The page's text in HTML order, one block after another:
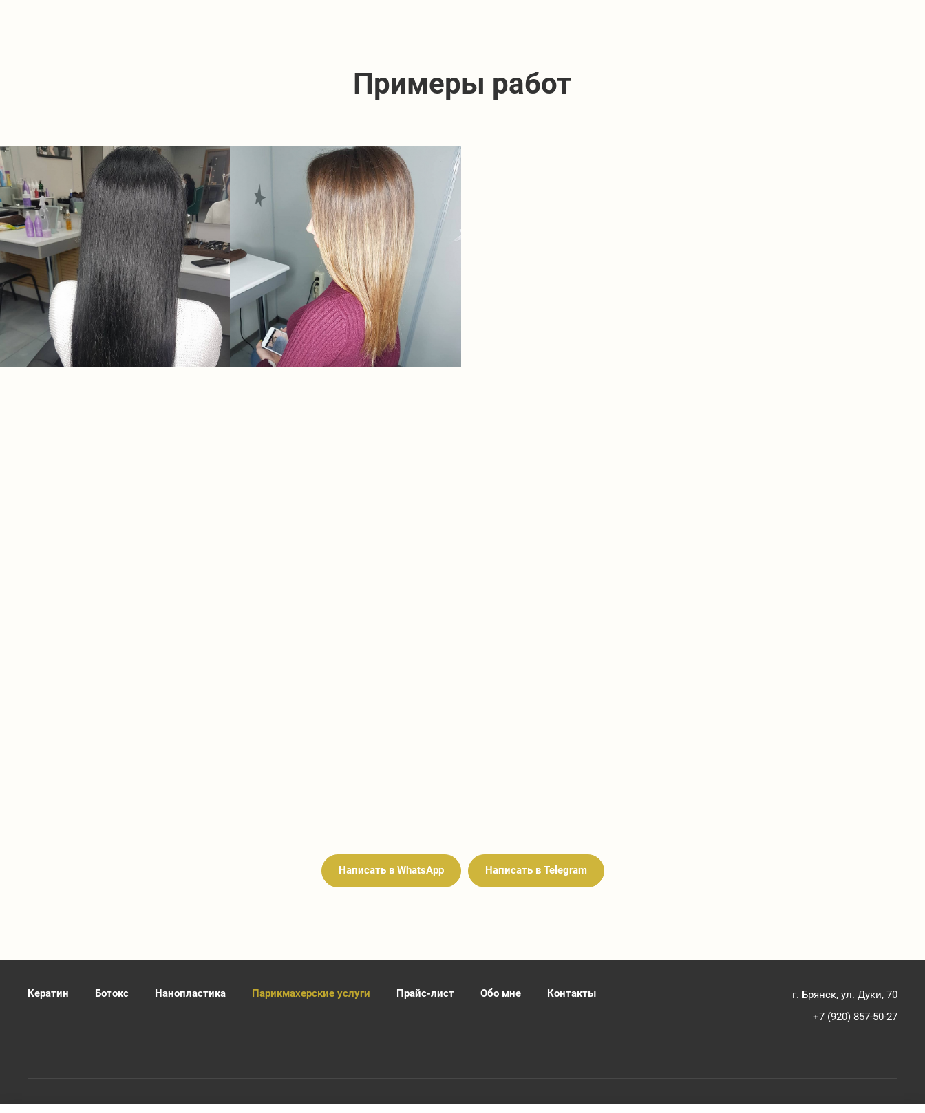
Примеры работ
Написать в WhatsApp Написать в Telegram
Кератин Ботокс Нанопластика Парикмахерские услуги Прайс-лист Обо мне Контакты
г. Брянск, ул. Дуки, 70
+7 (920) 857-50-27